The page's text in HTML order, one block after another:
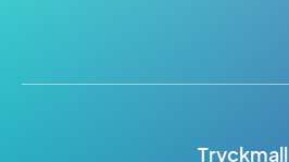
Tryckmall